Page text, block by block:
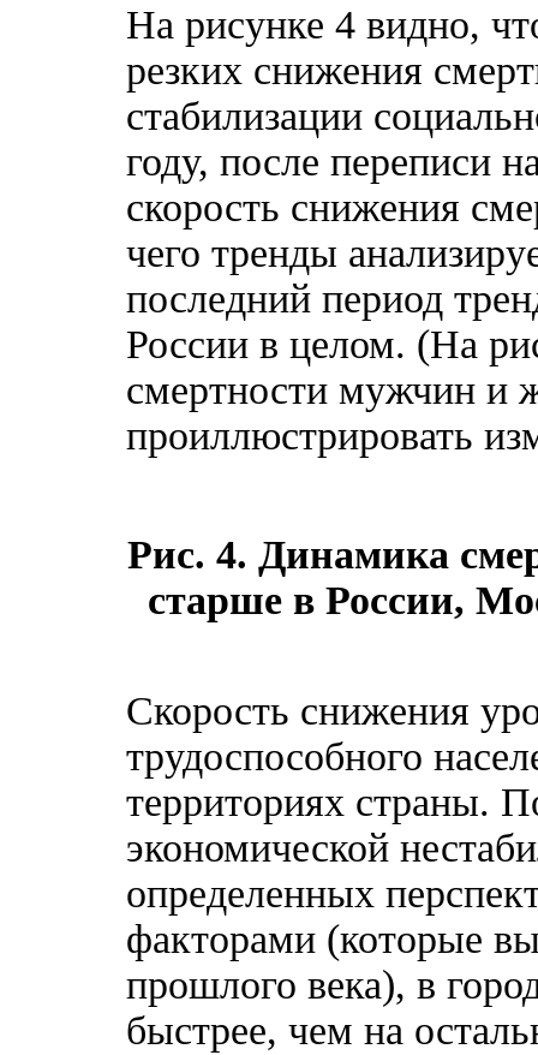
На рисунке 4 видно,
резких снижения
стабилизации
году, после переписи
скорость снижения
чего тренды
последний период
России в целом. (На
смертности мужчин и
проиллюстрировать
Рис. 4. Динамика
старше в России,
Скорость снижения
трудоспособного
территориях страны.
экономической
определенных
факторами (которые
прошлого века), в
быстрее, чем на